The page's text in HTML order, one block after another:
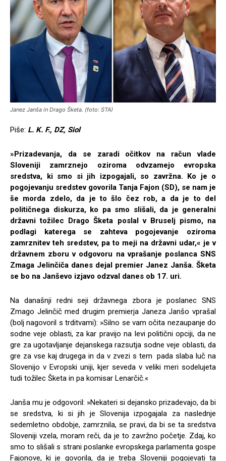
Janez Janša in Drago Šketa. (foto: STA)
Piše: L. K. F., DZ, Siol
»Prizadevanja, da se zaradi očitkov na račun vlade
Sloveniji zamrznejo oziroma odvzamejo evropska
sredstva, ki smo si jih izpogajali, so zavržna. Ko je o
pogojevanju sredstev govorila Tanja Fajon (SD), se nam je
še morda zdelo, da je to šlo čez rob, a da je to del
političnega diskurza, ko pa smo slišali, da je generalni
državni tožilec Drago Šketa poslal v Bruselj pismo, na
podlagi katerega se zahteva pogojevanje oziroma
zamrznitev teh sredstev, pa to meji na državni udar,« je v
državnem zboru v odgovoru na vprašanje poslanca SNS
Zmaga Jelinčiča danes dejal premier Janez Janša. Šketa
se bo na Janševo izjavo odzval danes ob 17. uri.
Na današnji redni seji državnega zbora je poslanec SNS
Zmago Jelinčič med drugim premierja Janeza Janšo vprašal
(bolj nagovoril s trditvami): »Silno se vam očita nezaupanje do
sodne veje oblasti, za kar pravijo na levi politični opciji, da ne
gre za ugotavljanje dejanskega razsutja sodne veje oblasti, da
gre za vse kaj drugega in da v zvezi s tem pada slaba luč na
Slovenijo v Evropski uniji, kjer seveda v veliki meri sodelujeta
tudi tožilec Šketa in pa komisar Lenarčič.«
Janša mu je odgovoril: »Nekateri si dejansko prizadevajo, da bi
se sredstva, ki si jih je Slovenija izpogajala za naslednje
sedemletno obdobje, zamrznila, se pravi, da bi se ta sredstva
Sloveniji vzela, moram reči, da je to zavržno početje. Zdaj, ko
smo to slišali s strani poslanke evropskega parlamenta gospe
Fajonove, ki je govorila, da je treba Sloveniji pogojevati ta